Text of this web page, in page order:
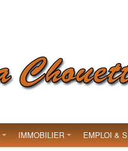
IMMOBILIER EMPLOI &